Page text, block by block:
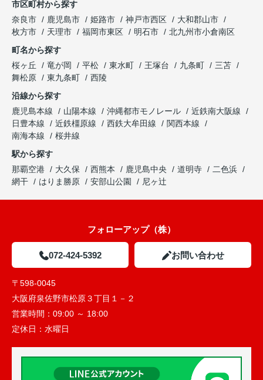
市区町村から探す
奈良市
鹿児島市 姫路市 神戸市西区
大和郡山市
枚方市
天理市 福岡市東区 明石市
北九州市小倉南区
町名から探す
桜ヶ丘
竜が岡 平松 東水町 王塚台 九条町
三苫
舞松原
東九条町
西陵
沿線から探す
鹿児島本線
山陽本線 沖縄都市モノレール
近鉄南大阪線
日豊本線
近鉄橿原線 西鉄大牟田線
関西本線
南海本線
桜井線
駅から探す
那覇空港
大久保 西熊本 鹿児島中央 道明寺
二色浜
網干
はりま勝原 安部山公園 尼ヶ辻
フォローアップ（株）
072-424-5392 お問い合わせ
〒598-0045
大阪府泉佐野市松原３丁目１－２
営業時間： 09:00 ～ 18:00
定休日： 水曜日